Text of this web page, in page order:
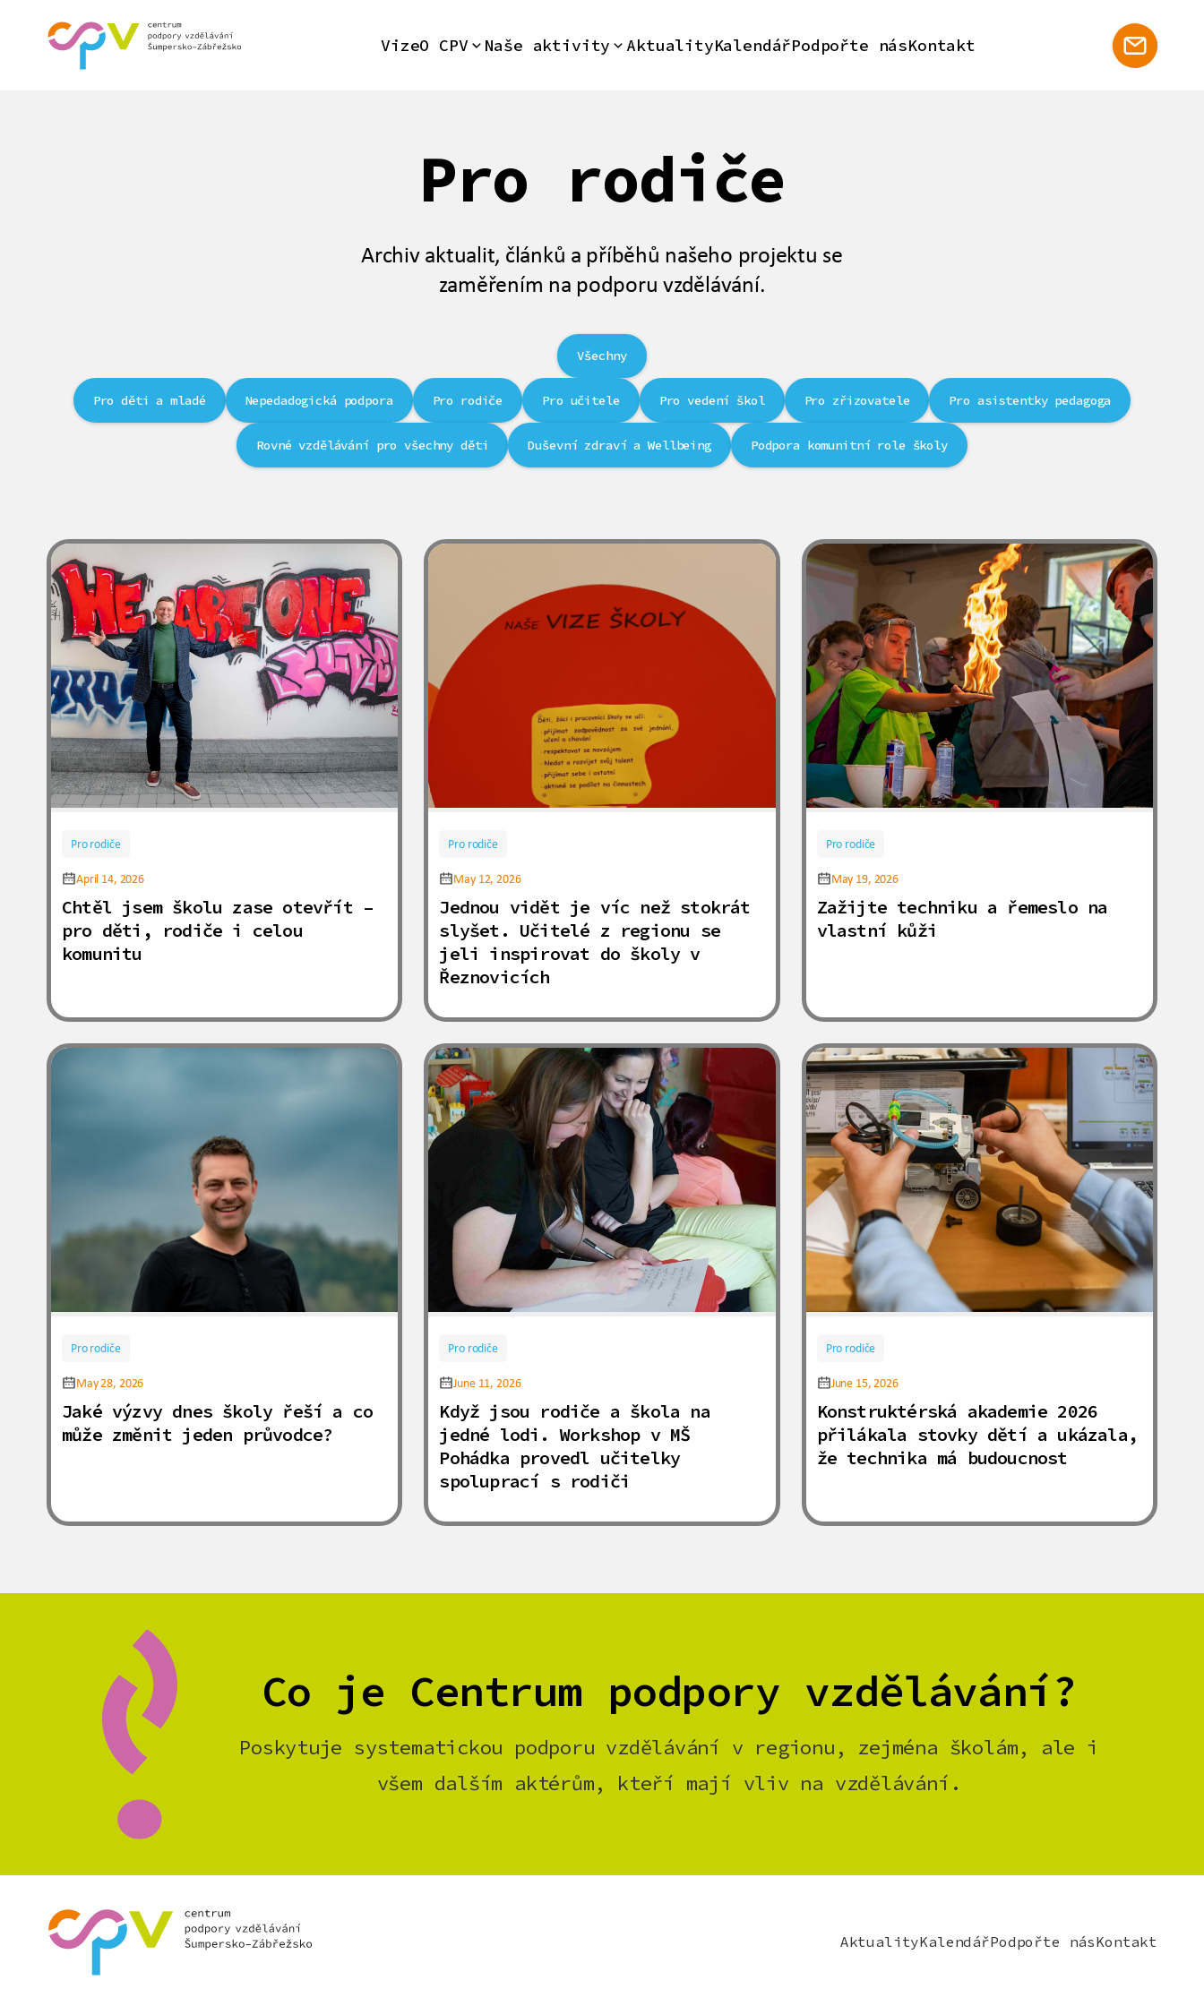
VizeO CPV Naše aktivity AktualityKalendářPodpořte násKontakt
Pro rodiče
Archiv aktualit, článků a příběhů našeho projektu se
zaměřením na podporu vzdělávání.
Všechny
Pro děti a mladé Nepedadogická podpora Pro rodiče Pro učitele Pro vedení škol Pro zřizovatele Pro asistentky pedagoga
Rovné vzdělávání pro všechny děti Duševní zdraví a Wellbeing Podpora komunitní role školy
Pro rodiče
April 14, 2026
Chtěl jsem školu zase otevřít –
pro děti, rodiče i celou
komunitu
Pro rodiče
May 12, 2026
Jednou vidět je víc než stokrát
slyšet. Učitelé z regionu se
jeli inspirovat do školy v
Řeznovicích
Pro rodiče
May 19, 2026
Zažijte techniku a řemeslo na
vlastní kůži
Pro rodiče
May 28, 2026
Jaké výzvy dnes školy řeší a co
může změnit jeden průvodce?
Pro rodiče
June 11, 2026
Když jsou rodiče a škola na
jedné lodi. Workshop v MŠ
Pohádka provedl učitelky
spoluprací s rodiči
Pro rodiče
June 15, 2026
Konstruktérská akademie 2026
přilákala stovky dětí a ukázala,
že technika má budoucnost
Co je Centrum podpory vzdělávání?
Poskytuje systematickou podporu vzdělávání v regionu, zejména školám, ale i
všem dalším aktérům, kteří mají vliv na vzdělávání.
AktualityKalendářPodpořte násKontakt